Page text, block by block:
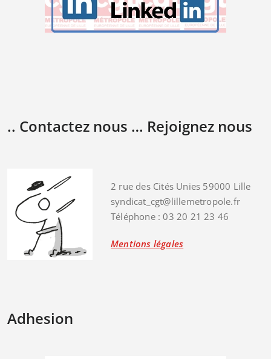
.. Contactez nous … Rejoignez nous
2 rue des Cités Unies 59000 Lille
syndicat_cgt@lillemetropole.fr
Téléphone : 03 20 21 23 46
Mentions légales
Adhesion